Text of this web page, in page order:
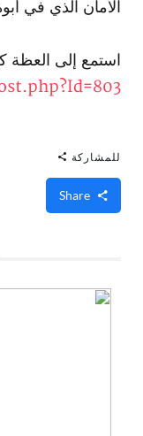
الأمان الذي في
استمع إلى العظة
للمشاركة